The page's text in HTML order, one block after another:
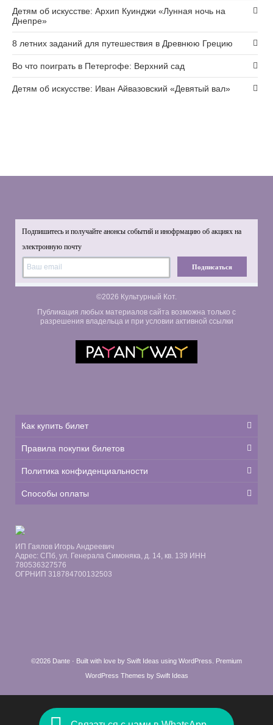
Детям об искусстве: Архип Куинджи «Лунная ночь на
Днепре»
8 летних заданий для путешествия в Древнюю Грецию
Во что поиграть в Петергофе: Верхний сад
Детям об искусстве: Иван Айвазовский «Девятый вал»
Подпишитесь и получайте анонсы событий и инофрмацию об акциях на
электронную почту
Подписаться
©2026 Культурный Кот.
Публикация любых материалов сайта возможна только с
разрешения владельца и при условии активной ссылки
Как купить билет
Правила покупки билетов
Политика конфиденциальности
Способы оплаты
ИП Гаялов Игорь Андреевич
Адрес: СПб, ул. Генерала Симоняка, д. 14, кв. 139 ИНН
780536327576
ОГРНИП 318784700132503
©2026 Dante · Built with love by Swift Ideas using WordPress
Premium
WordPress Themes by Swift Ideas